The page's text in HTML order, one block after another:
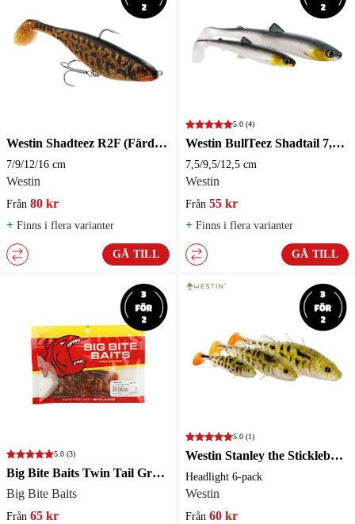
Westin Shadteez R2F (Färdigriggat) Jigg
7/9/12/16 cm
Westin
Från 80 kr
+ Finns i flera varianter
GÅ TILL
5.0 (4)
Westin BullTeez Shadtail 7,5-12,5cm
7,5/9,5/12,5 cm
Westin
Från 55 kr
+ Finns i flera varianter
GÅ TILL
5.0 (3)
Big Bite Baits Twin Tail Grub 7cm 10-pack
Big Bite Baits
Från 65 kr
5.0 (1)
Westin Stanley the Stickleback Shadtail
Headlight 6-pack
Westin
Från 60 kr